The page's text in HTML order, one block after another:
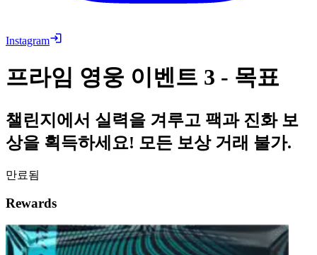
Instagram
프라임 영웅 이벤트 3 - 목표
챌린지에서 실력을 겨루고 팩과 진화 보
상을 획득하세요! 모든 보상 거래 불가.
만료됨
Rewards